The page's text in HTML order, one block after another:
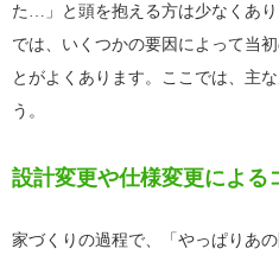
た…」と頭を抱える方は少なくあ
では、いくつかの要因によって当
とがよくあります。ここでは、主
う。
設計変更や仕様変更による
家づくりの過程で、「やっぱりあ